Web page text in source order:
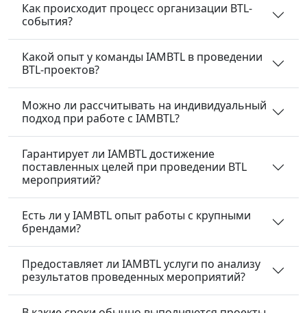
Как происходит процесс организации BTL-
события?
Какой опыт у команды IAMBTL в проведении
BTL-проектов?
Можно ли рассчитывать на индивидуальный
подход при работе с IAMBTL?
Гарантирует ли IAMBTL достижение
поставленных целей при проведении BTL
мероприятий?
Есть ли у IAMBTL опыт работы с крупными
брендами?
Предоставляет ли IAMBTL услуги по анализу
результатов проведенных мероприятий?